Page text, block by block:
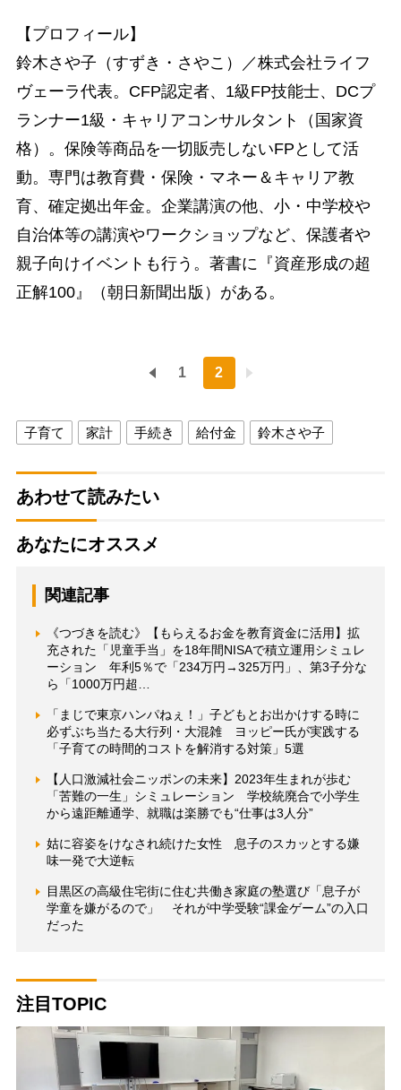
【プロフィール】
鈴木さや子（すずき・さやこ）／株式会社ライフ
ヴェーラ代表。CFP認定者、1級FP技能士、DCプ
ランナー1級・キャリアコンサルタント（国家資
格）。保険等商品を一切販売しないFPとして活
動。専門は教育費・保険・マネー＆キャリア教
育、確定拠出年金。企業講演の他、小・中学校や
自治体等の講演やワークショップなど、保護者や
親子向けイベントも行う。著書に『資産形成の超
正解100』（朝日新聞出版）がある。
1 2
子育て 家計 手続き 給付金 鈴木さや子
あわせて読みたい
あなたにオススメ
関連記事
《つづきを読む》【もらえるお金を教育資金に活用】拡
充された「児童手当」を18年間NISAで積立運用シミュレ
ーション 年利5％で「234万円→325万円」、第3子分な
ら「1000万円超…
「まじで東京ハンパねぇ！」子どもとお出かけする時に
必ずぶち当たる大行列・大混雑 ヨッピー氏が実践する
「子育ての時間的コストを解消する対策」5選
【人口激減社会ニッポンの未来】2023年生まれが歩む
「苦難の一生」シミュレーション 学校統廃合で小学生
から遠距離通学、就職は楽勝でも“仕事は3人分”
姑に容姿をけなされ続けた女性 息子のスカッとする嫌
味一発で大逆転
目黒区の高級住宅街に住む共働き家庭の塾選び「息子が
学童を嫌がるので」 それが中学受験“課金ゲーム”の入口
だった
注目TOPIC